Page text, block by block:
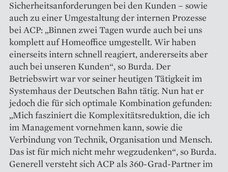
Sicherheits­anforderungen bei den Kunden – sowie
auch zu einer Umgestaltung der internen Prozesse
bei ACP: „Binnen zwei Tagen wurde auch bei uns
komplett auf Homeoffice umgestellt. Wir haben
einerseits intern schnell reagiert, andererseits aber
auch bei unseren Kunden“, so Burda. Der
Betriebswirt war vor seiner heutigen Tätigkeit im
Systemhaus der Deutschen Bahn tätig. Nun hat er
jedoch die für sich optimale Kombination gefunden:
„Mich fasziniert die Komplexitätsreduktion, die ich
im Management vornehmen kann, sowie die
Verbindung von Technik, Organisation und Mensch.
Das ist für mich nicht mehr wegzudenken“, so Burda.
Generell versteht sich ACP als 360-Grad-Partner im